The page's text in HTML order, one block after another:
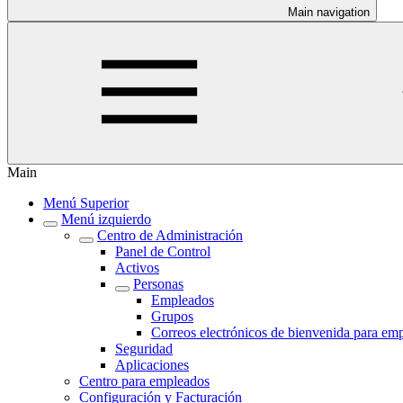
Main navigation
Main
Menú Superior
Menú izquierdo
Centro de Administración
Panel de Control
Activos
Personas
Empleados
Grupos
Correos electrónicos de bienvenida para
Seguridad
Aplicaciones
Centro para empleados
Configuración y Facturación